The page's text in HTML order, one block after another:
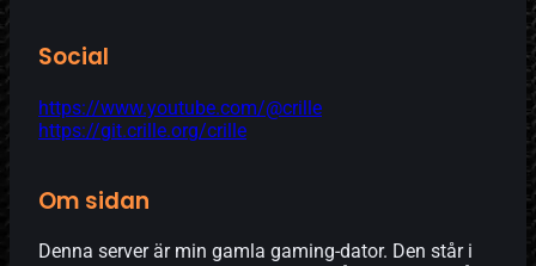
Social
https://www.youtube.com/@crille
https://git.crille.org/crille
Om sidan
Denna server är min gamla gaming-dator. Den står i